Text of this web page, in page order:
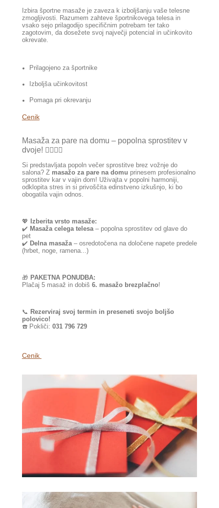
Izbira športne masaže je zaveza k izboljšanju vaše telesne
zmogljivosti. Razumem zahteve športnikovega telesa in
vsako sejo prilagodijo specifičnim potrebam ter tako
zagotovim, da dosežete svoj največji potencial in učinkovito
okrevate.
Prilagojeno za športnike
Izboljša učinkovitost
Pomaga pri okrevanju
Cenik
Masaža za pare na domu – popolna sprostitev v
dvoje! 💆‍♀️💆‍♂️
Si predstavljata popoln večer sprostitve brez vožnje do
salona? Z masažo za pare na domu prinesem profesionalno
sprostitev kar v vajin dom! Uživajta v popolni harmoniji,
odklopita stres in si privoščita edinstveno izkušnjo, ki bo
obogatila vajin odnos.
💖
Izberita vrsto masaže:
✔️ Masaža celega telesa– popolna sprostitev od glave do
pet
✔️ Delna masaža– osredotočena na določene napete predele
(hrbet, noge, ramena...)
🎁 PAKETNA PONUDBA:
Plačaj 5 masaž in dobiš 6. masažo brezplačno!
📞 Rezerviraj svoj termin in preseneti svojo boljšo
polovico!
☎️ Pokliči: 031 796 729
Cenik